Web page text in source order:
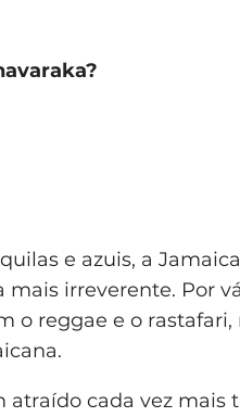
e azuis, a
mais irreverente. Por
o reggae e o
cada vez mais